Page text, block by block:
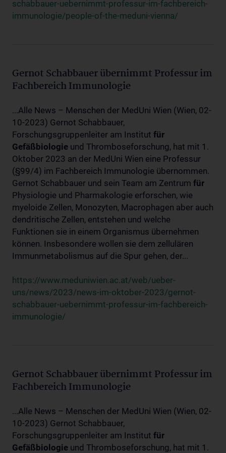
schabbauer-uebernimmt-professur-im-fachbereich-
immunologie/people-of-the-meduni-vienna/
Gernot Schabbauer übernimmt Professur im
Fachbereich Immunologie
...Alle News – Menschen der MedUni Wien (Wien, 02-
10-2023) Gernot Schabbauer,
Forschungsgruppenleiter am Institut für
Gefäßbiologie und Thromboseforschung, hat mit 1.
Oktober 2023 an der MedUni Wien eine Professur
(§99/4) im Fachbereich Immunologie übernommen.
Gernot Schabbauer und sein Team am Zentrum für
Physiologie und Pharmakologie erforschen, wie
myeloide Zellen, Monozyten, Macrophagen aber auch
dendritische Zellen, entstehen und welche
Funktionen sie in einem Organismus übernehmen
können. Insbesondere wollen sie dem zellulären
Immunmetabolismus auf die Spur gehen, der...
https://www.meduniwien.ac.at/web/ueber-
uns/news/2023/news-im-oktober-2023/gernot-
schabbauer-uebernimmt-professur-im-fachbereich-
immunologie/
Gernot Schabbauer übernimmt Professur im
Fachbereich Immunologie
...Alle News – Menschen der MedUni Wien (Wien, 02-
10-2023) Gernot Schabbauer,
Forschungsgruppenleiter am Institut für
Gefäßbiologie und Thromboseforschung, hat mit 1.